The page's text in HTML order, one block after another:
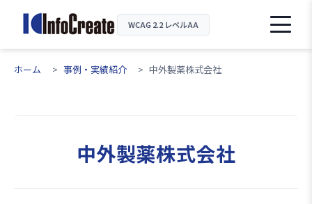
WCAG 2.2 レベルAA
ホーム 事例・実績紹介 中外製薬株式会社
中外製薬株式会社